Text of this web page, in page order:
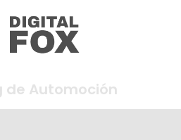
de Automoción